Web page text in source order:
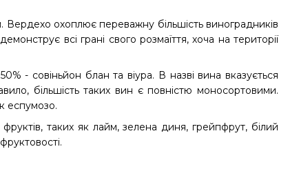
охоплює переважну більшість виноградників
всі грані свого розмаїття, хоча на території
- совіньйон блан та віура. В назві вина вказується
більшість таких вин є повністю моносортовими.
еспумозо.
таких як лайм, зелена диня, грейпфрут, білий